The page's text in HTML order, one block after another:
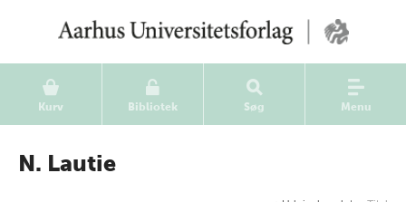
Kurv Bibliotek Søg Menu
N. Lautie